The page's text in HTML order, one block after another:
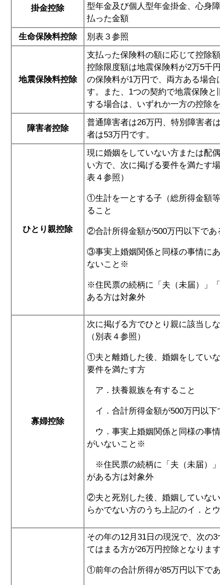
掛金控除
型年金及び個人型年金掛金、心身
払った金額
生命保険料控除
別表３参照
地震保険料控除
支払った保険料の額に応じて控除
控除限度額は地震保険料が2万5千
の保険料が1万円で、両方ある場合
す。また、1つの契約で地震保険
する場合は、いずれか一方の控除
障害者控除
普通障害者は26万円、特別障害者
者は53万円です。
ひとり親控除
現に婚姻をしていない方または配
い方で、次に掲げる要件を満たす
表４参照）
①生計を一とする子（総所得金額
ること
②合計所得金額が500万円以下であ
③事実上婚姻関係と同様の事情に
ないこと※
※住民票の続柄に「夫（未届）」
ある方は対象外
寡婦控除
次に掲げる方でひとり親に該当し
（別表４参照）
①夫と離婚した後、婚姻をしてい
要件を満たす方
ア．扶養親族を有すること
イ．合計所得金額が500万円以下
ウ．事実上婚姻関係と同様の事
がいないこと※
※住民票の続柄に「夫（未届）
がある方は対象外
②夫と死別した後、婚姻していな
らかでない方のうち上記のイ．と
その年の12月31日の現況で、次の
てはまる方が26万円控除となりま
①前年の合計所得が85万円以下で